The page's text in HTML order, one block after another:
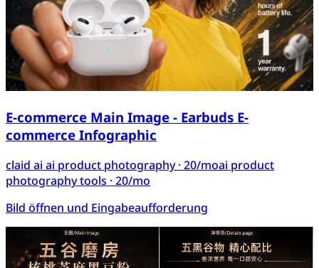
E-commerce Main Image - Earbuds E-
commerce Infographic
claid ai ai product photography· 20/moai product
photography tools · 20/mo
Bild öffnen und Eingabeaufforderung